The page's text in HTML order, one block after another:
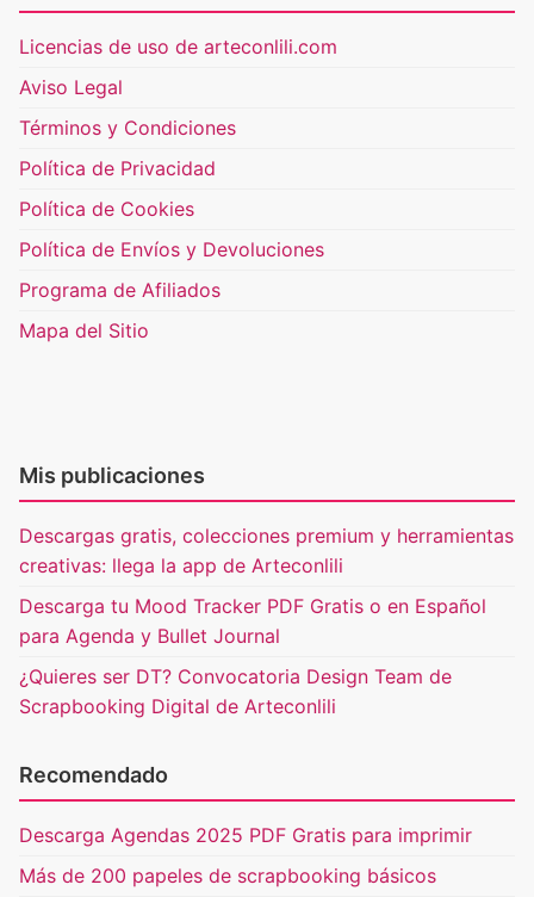
Licencias de uso de arteconlili.com
Aviso Legal
Términos y Condiciones
Política de Privacidad
Política de Cookies
Política de Envíos y Devoluciones
Programa de Afiliados
Mapa del Sitio
Mis publicaciones
Descargas gratis, colecciones premium y herramientas
creativas: llega la app de Arteconlili
Descarga tu Mood Tracker PDF Gratis o en Español
para Agenda y Bullet Journal
¿Quieres ser DT? Convocatoria Design Team de
Scrapbooking Digital de Arteconlili
Recomendado
Descarga Agendas 2025 PDF Gratis para imprimir
Más de 200 papeles de scrapbooking básicos